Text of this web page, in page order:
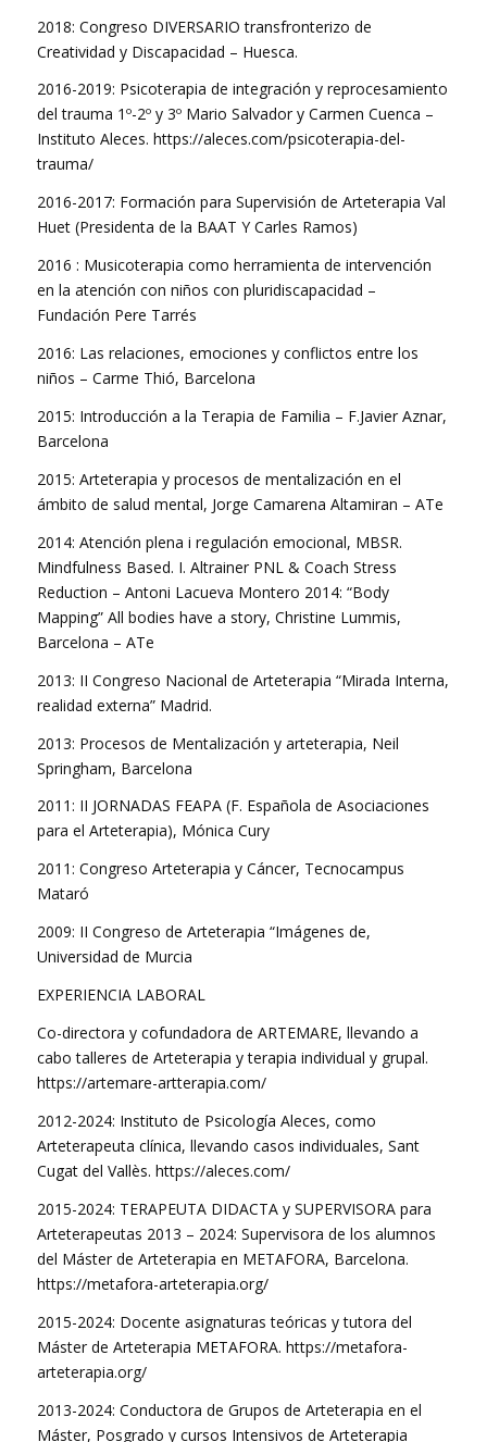
2018: Congreso DIVERSARIO transfronterizo de
Creatividad y Discapacidad – Huesca.
2016-2019: Psicoterapia de integración y reprocesamiento
del trauma 1º-2º y 3º Mario Salvador y Carmen Cuenca –
Instituto Aleces. https://aleces.com/psicoterapia-del-
trauma/
2016-2017: Formación para Supervisión de Arteterapia Val
Huet (Presidenta de la BAAT Y Carles Ramos)
2016 : Musicoterapia como herramienta de intervención
en la atención con niños con pluridiscapacidad –
Fundación Pere Tarrés
2016: Las relaciones, emociones y conflictos entre los
niños – Carme Thió, Barcelona
2015: Introducción a la Terapia de Familia – F.Javier Aznar,
Barcelona
2015: Arteterapia y procesos de mentalización en el
ámbito de salud mental, Jorge Camarena Altamiran – ATe
2014: Atención plena i regulación emocional, MBSR.
Mindfulness Based. I. Altrainer PNL & Coach Stress
Reduction – Antoni Lacueva Montero 2014: “Body
Mapping” All bodies have a story, Christine Lummis,
Barcelona – ATe
2013: II Congreso Nacional de Arteterapia “Mirada Interna,
realidad externa” Madrid.
2013: Procesos de Mentalización y arteterapia, Neil
Springham, Barcelona
2011: II JORNADAS FEAPA (F. Española de Asociaciones
para el Arteterapia), Mónica Cury
2011: Congreso Arteterapia y Cáncer, Tecnocampus
Mataró
2009: II Congreso de Arteterapia “Imágenes de,
Universidad de Murcia
EXPERIENCIA LABORAL
Co-directora y cofundadora de ARTEMARE, llevando a
cabo talleres de Arteterapia y terapia individual y grupal.
https://artemare-artterapia.com/
2012-2024: Instituto de Psicología Aleces, como
Arteterapeuta clínica, llevando casos individuales, Sant
Cugat del Vallès. https://aleces.com/
2015-2024: TERAPEUTA DIDACTA y SUPERVISORA para
Arteterapeutas 2013 – 2024: Supervisora de los alumnos
del Máster de Arteterapia en METAFORA, Barcelona.
https://metafora-arteterapia.org/
2015-2024: Docente asignaturas teóricas y tutora del
Máster de Arteterapia METAFORA. https://metafora-
arteterapia.org/
2013-2024: Conductora de Grupos de Arteterapia en el
Máster, Posgrado y cursos Intensivos de Arteterapia